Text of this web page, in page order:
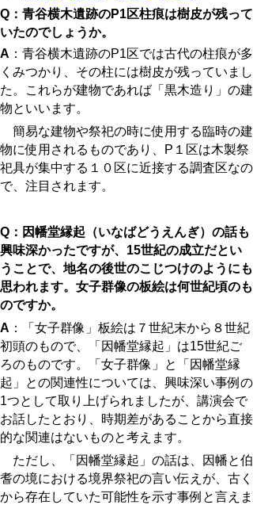
Q：青谷横木遺跡のP1区柱痕は樹皮が残って
いたのでしょうか。
A ：青谷横木遺跡のP1区では古代の柱痕が多
く みつかり、その柱には樹皮が残っていまし
た。これらが建物であれば「黒木造り」の建
物といいます。
簡易な建物や祭祀の時に使用する臨時の建
物に使用されるものであり、P１区は木製祭
祀具が集中する１０区に近接する調査区なの
で、注目されます。
Q：因幡堂縁起（いなばどうえんぎ）の話も
興味深かったですが、15世紀の成立だとい
うことで、地名の後世のこじつけのようにも
思われます。女子群像の板絵は何世紀頃のも
のですか。
A ：「女子群像」板絵は７世紀末から８世紀
初頭のもので、「因幡堂縁起」は15世紀ご
ろのものです。「女子群像」と「因幡堂縁
起」との関連性については、興味深い事例の
1つとして取り上げられましたが、講演会で
お話したとおり、時期差があることから直接
的な関連はないものと考えます。
ただし、「因幡堂縁起」の話は、因幡と伯
耆の境における境界祭祀の言い伝えが、古く
から存在していた可能性を示す事例と言えま